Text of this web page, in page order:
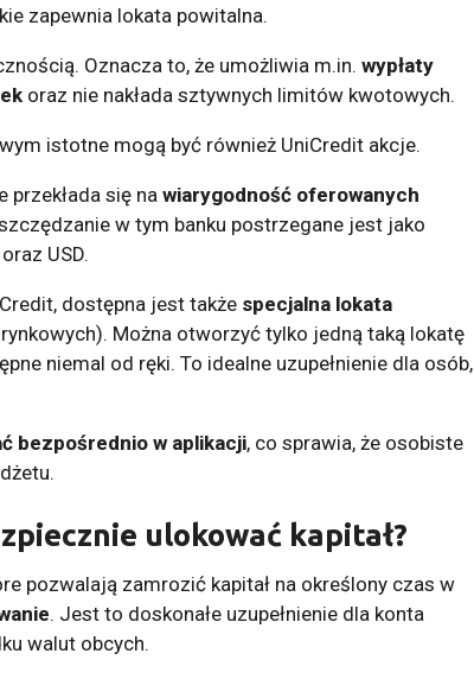
zapewnia lokata powitalna.
Oznacza to, że umożliwia m.in. wypłaty
oraz nie nakłada sztywnych limitów kwotowych.
istotne mogą być również UniCredit akcje.
przekłada się na wiarygodność oferowanych
w tym banku postrzegane jest jako
USD.
dostępna jest także specjalna lokata
Można otworzyć tylko jedną taką lokatę
niemal od ręki. To idealne uzupełnienie dla osób,
bezpośrednio w aplikacji, co sprawia, że osobiste
ulokować kapitał?
pozwalają zamrozić kapitał na określony czas w
. Jest to doskonałe uzupełnienie dla konta
walut obcych.